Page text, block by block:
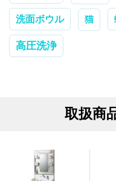
洗面ボウル 猫
高圧洗浄
取扱商